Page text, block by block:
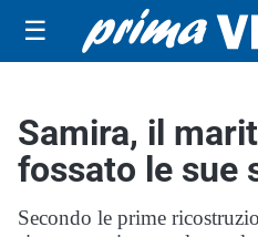
☰
Samira, il
fossato le sue
Secondo le prime